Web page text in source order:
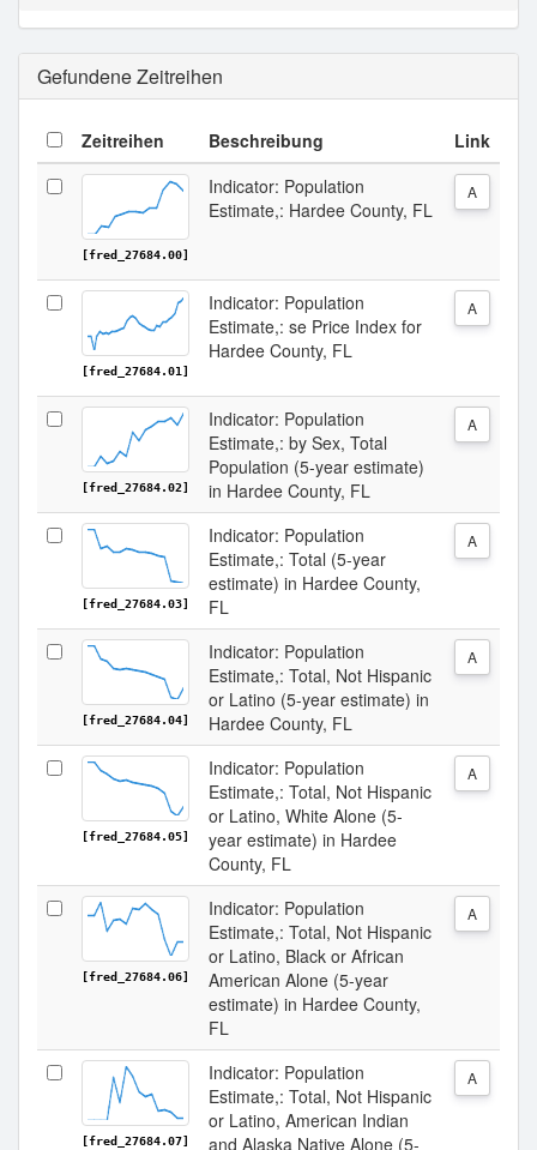
Gefundene Zeitreihen
Zeitreihen Beschreibung Link
[fred_27684.00]
Indicator: Population
Estimate,: Hardee County, FL
A
[fred_27684.01]
Indicator: Population
Estimate,: se Price Index for
Hardee County, FL
A
[fred_27684.02]
Indicator: Population
Estimate,: by Sex, Total
Population (5-year estimate)
in Hardee County, FL
A
[fred_27684.03]
Indicator: Population
Estimate,: Total (5-year
estimate) in Hardee County,
FL
A
[fred_27684.04]
Indicator: Population
Estimate,: Total, Not Hispanic
or Latino (5-year estimate) in
Hardee County, FL
A
[fred_27684.05]
Indicator: Population
Estimate,: Total, Not Hispanic
or Latino, White Alone (5-
year estimate) in Hardee
County, FL
A
[fred_27684.06]
Indicator: Population
Estimate,: Total, Not Hispanic
or Latino, Black or African
American Alone (5-year
estimate) in Hardee County,
FL
A
[fred_27684.07]
Indicator: Population
Estimate,: Total, Not Hispanic
or Latino, American Indian
and Alaska Native Alone (5-
A